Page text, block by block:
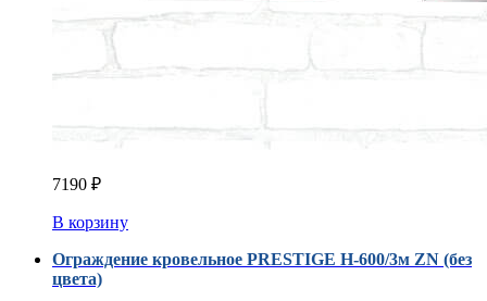
7190 ₽
В корзину
Ограждение кровельное PRESTIGE H-600/3м ZN (без
цвета)